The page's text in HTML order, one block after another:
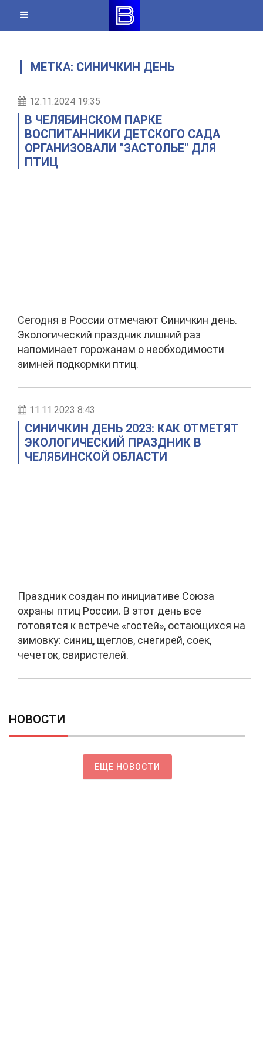
content
МЕТКА: СИНИЧКИН ДЕНЬ
12.11.2024 19:35
В ЧЕЛЯБИНСКОМ ПАРКЕ
ВОСПИТАННИКИ ДЕТСКОГО САДА
ОРГАНИЗОВАЛИ "ЗАСТОЛЬЕ" ДЛЯ
ПТИЦ
Сегодня в России отмечают Синичкин день.
Экологический праздник лишний раз
напоминает горожанам о необходимости
зимней подкормки птиц.
11.11.2023 8:43
СИНИЧКИН ДЕНЬ 2023: КАК ОТМЕТЯТ
ЭКОЛОГИЧЕСКИЙ ПРАЗДНИК В
ЧЕЛЯБИНСКОЙ ОБЛАСТИ
Праздник создан по инициативе Союза
охраны птиц России. В этот день все
готовятся к встрече «гостей», остающихся на
зимовку: синиц, щеглов, снегирей, соек,
чечеток, свиристелей.
НОВОСТИ
ЕЩЕ НОВОСТИ